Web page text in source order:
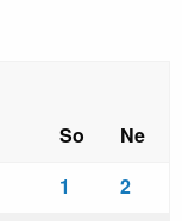
So
Ne
1
2